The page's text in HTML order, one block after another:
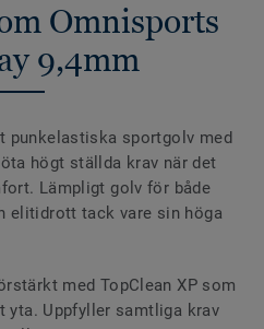
Omnisports
9,4mm
punkelastiska sportgolv med
högt ställda krav när det
Lämpligt golv för både
elitidrott tack vare sin höga
med TopClean XP som
yta. Uppfyller samtliga krav